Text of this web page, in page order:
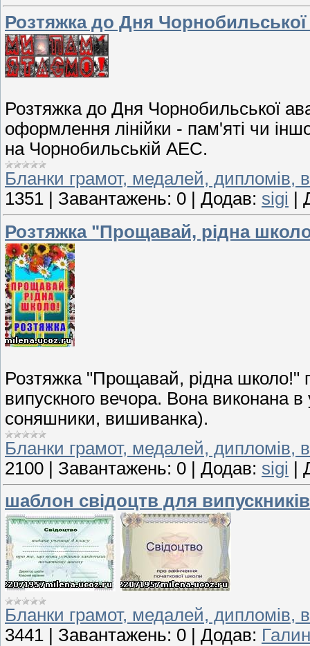
Розтяжка до Дня
Розтяжка до Дня Чорнобильської
оформлення лінійки - пам'яті чи
на Чорнобильській АЕС.
Бланки грамот, медалей, дипломів,
1351
Завантажень: 0 Додав: sigi
Розтяжка "Прощавай, рідна
Розтяжка "Прощавай, рідна школо!"
випускного вечора. Вона виконана
соняшники, вишиванка).
Бланки грамот, медалей, дипломів,
2100 | Завантажень: 0 | Додав: sigi |
шаблон свідоцтв для
Бланки грамот, медалей, дипломів,
3441
Завантажень: 0 Додав: